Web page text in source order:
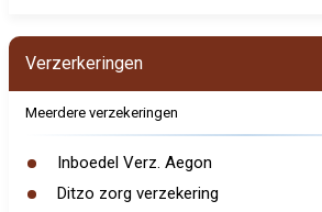
Verzerkeringen
Meerdere verzekeringen
Inboedel Verz. Aegon
Ditzo zorg verzekering